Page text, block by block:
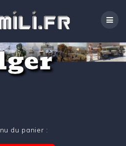
au
contenu
du panier :